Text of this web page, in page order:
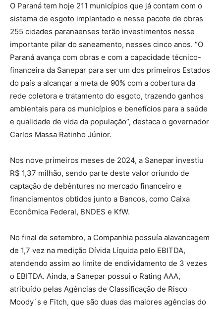
O Paraná tem hoje 211 municípios que já contam com o
sistema de esgoto implantado e nesse pacote de obras
255 cidades paranaenses terão investimentos nesse
importante pilar do saneamento, nesses cinco anos. “O
Paraná avança com obras e com a capacidade técnico-
financeira da Sanepar para ser um dos primeiros Estados
do país a alcançar a meta de 90% com a cobertura da
rede coletora e tratamento do esgoto, trazendo ganhos
ambientais para os municípios e benefícios para a saúde
e qualidade de vida da população”, destaca o governador
Carlos Massa Ratinho Júnior.
Nos nove primeiros meses de 2024, a Sanepar investiu
R$ 1,37 milhão, sendo parte deste valor oriundo de
captação de debêntures no mercado financeiro e
financiamentos obtidos junto a Bancos, como Caixa
Econômica Federal, BNDES e KfW.
No final de setembro, a Companhia possuía alavancagem
de 1,7 vez na medição Dívida Líquida pelo EBITDA,
atendendo assim ao limite de endividamento de 3 vezes
o EBITDA. Ainda, a Sanepar possui o Rating AAA,
atribuído pelas Agências de Classificação de Risco
Moody´s e Fitch, que são duas das maiores agências do